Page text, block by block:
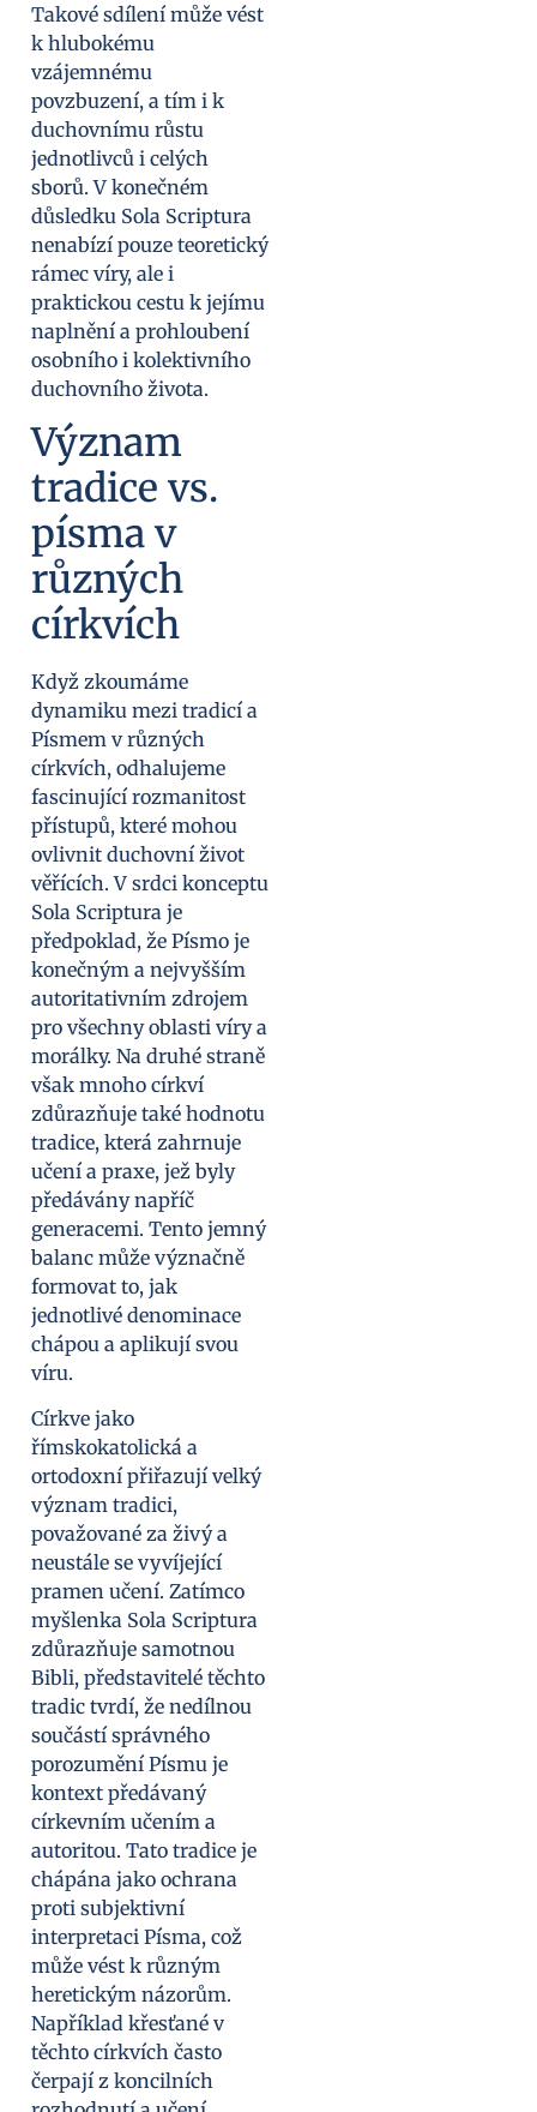
Takové sdílení může vést
k hlubokému
vzájemnému
povzbuzení, a tím i k
duchovnímu růstu
jednotlivců i celých
sborů. V konečném
důsledku Sola Scriptura
nenabízí pouze teoretický
rámec víry, ale i
praktickou cestu k jejímu
naplnění a prohloubení
osobního i kolektivního
duchovního života.
Význam
tradice vs.
písma v
různých
církvích
Když zkoumáme
dynamiku mezi tradicí a
Písmem v různých
církvích, odhalujeme
fascinující rozmanitost
přístupů, které mohou
ovlivnit duchovní život
věřících. V srdci konceptu
Sola Scriptura je
předpoklad, že Písmo je
konečným a nejvyšším
autoritativním zdrojem
pro všechny oblasti víry a
morálky. Na druhé straně
však mnoho církví
zdůrazňuje také hodnotu
tradice, která zahrnuje
učení a praxe, jež byly
předávány napříč
generacemi. Tento jemný
balanc může význačně
formovat to, jak
jednotlivé denominace
chápou a aplikují svou
víru.
Církve jako
římskokatolická a
ortodoxní přiřazují velký
význam tradici,
považované za živý a
neustále se vyvíjející
pramen učení. Zatímco
myšlenka Sola Scriptura
zdůrazňuje samotnou
Bibli, představitelé těchto
tradic tvrdí, že nedílnou
součástí správného
porozumění Písmu je
kontext předávaný
církevním učením a
autoritou. Tato tradice je
chápána jako ochrana
proti subjektivní
interpretaci Písma, což
může vést k různým
heretickým názorům.
Například křesťané v
těchto církvích často
čerpají z koncilních